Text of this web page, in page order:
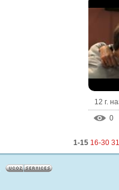
12 г.
0
1-15 16-30